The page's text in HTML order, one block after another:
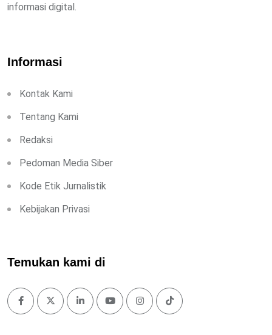
informasi digital.
Informasi
Kontak Kami
Tentang Kami
Redaksi
Pedoman Media Siber
Kode Etik Jurnalistik
Kebijakan Privasi
Temukan kami di